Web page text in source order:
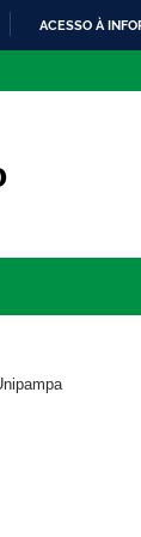
ACESSO À